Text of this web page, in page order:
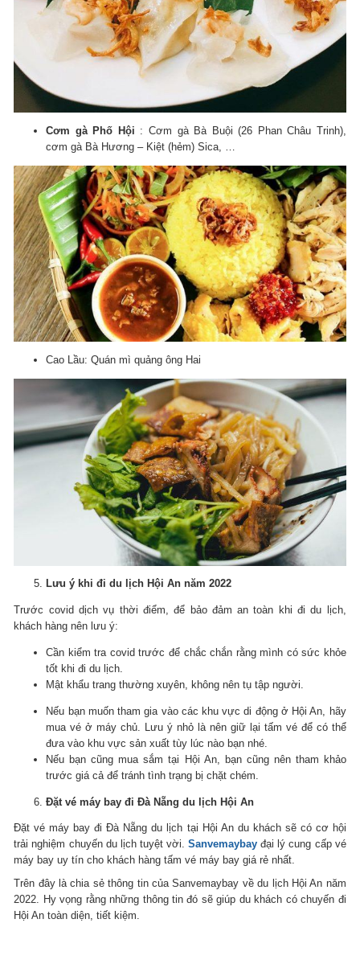
Cơm gà Phố Hội : Cơm gà Bà Buội (26 Phan Châu Trinh),
cơm gà Bà Hương – Kiệt (hẻm) Sica, …
Cao Lầu: Quán mì quảng ông Hai
Lưu ý khi đi du lịch Hội An năm 2022
Trước covid dịch vụ thời điểm, để bảo đảm an toàn khi đi du lịch,
khách hàng nên lưu ý:
Cần kiểm tra covid trước để chắc chắn rằng mình có sức khỏe
tốt khi đi du lịch.
Mật khẩu trang thường xuyên, không nên tụ tập người.
Nếu bạn muốn tham gia vào các khu vực di động ở Hội An, hãy
mua vé ở máy chủ. Lưu ý nhỏ là nên giữ lại tấm vé để có thể
đưa vào khu vực sản xuất tùy lúc nào bạn nhé.
Nếu bạn cũng mua sắm tại Hội An, bạn cũng nên tham khảo
trước giá cả để tránh tình trạng bị chặt chém.
Đặt vé máy bay đi Đà Nẵng du lịch Hội An
Đặt vé máy bay đi Đà Nẵng du lịch tại Hội An du khách sẽ có cơ hội
trải nghiệm chuyến du lịch tuyệt vời.Sanvemaybay đại lý cung cấp vé
máy bay uy tín cho khách hàng tấm vé máy bay giá rẻ nhất.
Trên đây là chia sẻ thông tin của Sanvemaybay về du lịch Hội An năm
2022. Hy vọng rằng những thông tin đó sẽ giúp du khách có chuyến đi
Hội An toàn diện, tiết kiệm.